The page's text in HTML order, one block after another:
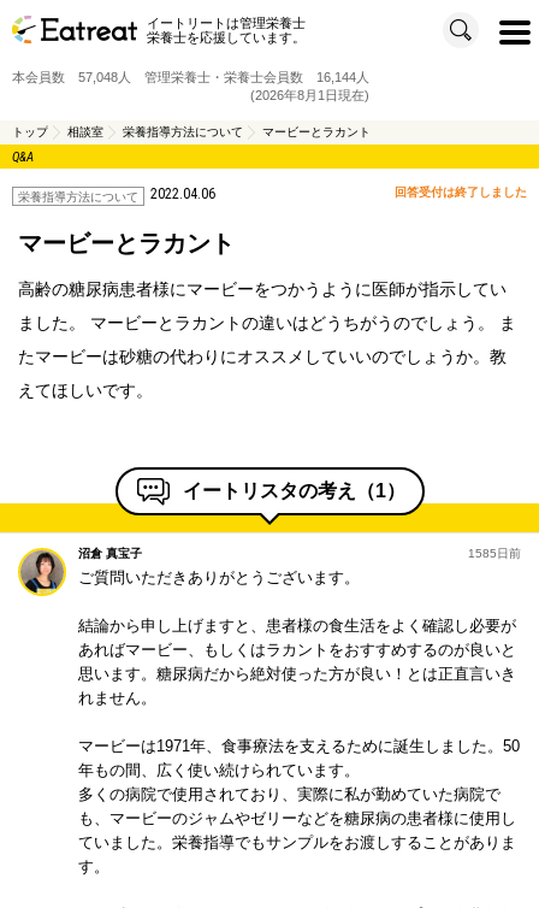
イートリートは管理栄養士
栄養士を応援しています。
t
o
i
a
i
本会員数 57,048人 管理栄養士・栄養士会員数 16,144人
(2026年8月1日現在)
トップ 相談室 栄養指導方法について マービーとラカント
Q&A
栄養指導方法について 2022.04.06 回答受付は終了しました
マービーとラカント
高齢の糖尿病患者様にマービーをつかうように医師が指示してい
ました。 マービーとラカントの違いはどうちがうのでしょう。 ま
たマービーは砂糖の代わりにオススメしていいのでしょうか。教
えてほしいです。
イートリスタの考え（1）
沼倉 真宝子 1585日前
ご質問いただきありがとうございます。
結論から申し上げますと、患者様の食生活をよく確認し必要が
あればマービー、もしくはラカントをおすすめするのが良いと
思います。糖尿病だから絶対使った方が良い！とは正直言いき
れません。
マービーは1971年、食事療法を支えるために誕生しました。50
年もの間、広く使い続けられています。
多くの病院で使用されており、実際に私が勤めていた病院で
も、マービーのジャムやゼリーなどを糖尿病の患者様に使用し
ていました。栄養指導でもサンプルをお渡しすることがありま
す。